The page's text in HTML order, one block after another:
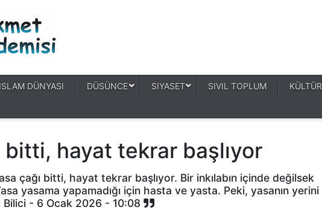
ISLAM DÜNYASI DÜSÜNCE SIYASET SIVIL TOPLUM KÜLTÜR
bitti, hayat tekrar başlıyor
çağı bitti, hayat tekrar başlıyor. Bir inkılabın içinde değilsek
yasama yapamadığı için hasta ve yasta. Peki, yasanın yerini
Bilici - 6 Ocak 2026 - 10:08